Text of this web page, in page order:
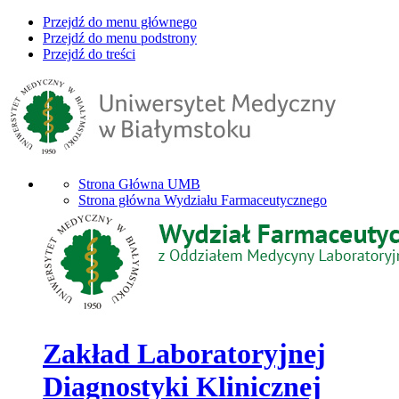
Przejdź do menu głównego
Przejdź do menu podstrony
Przejdź do treści
Strona Główna UMB
Strona główna Wydziału Farmaceutycznego
Zakład Laboratoryjnej
Diagnostyki Klinicznej